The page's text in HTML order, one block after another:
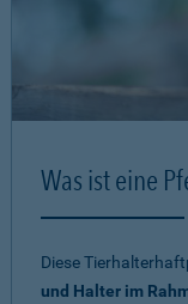
Was ist eine
Diese
und Halter im